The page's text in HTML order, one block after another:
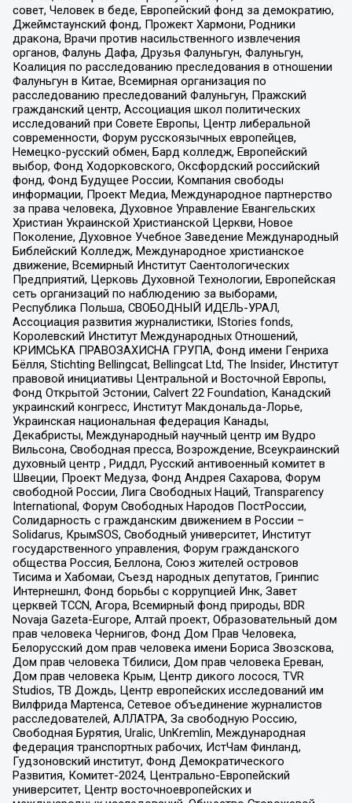
совет, Человек в беде, Европейский фонд за демократию,
Джеймстаунский фонд, Прожект Хармони, Родники
дракона, Врачи против насильственного извлечения
органов, Фалунь Дафа, Друзья Фалуньгун, Фалуньгун,
Коалиция по расследованию преследования в отношении
Фалуньгун в Китае, Всемирная организация по
расследованию преследований Фалуньгун, Пражский
гражданский центр, Ассоциация школ политических
исследований при Совете Европы, Центр либеральной
современности, Форум русскоязычных европейцев,
Немецко-русский обмен, Бард колледж, Европейский
выбор, Фонд Ходорковского, Оксфордский российский
фонд, Фонд Будущее России, Компания свободы
информации, Проект Медиа, Международное партнерство
за права человека, Духовное Управление Евангельских
Христиан Украинской Христианской Церкви, Новое
Поколение, Духовное Учебное Заведение Международный
Библейский Колледж, Международное христианское
движение, Всемирный Институт Саентологических
Предприятий, Церковь Духовной Технологии, Европейская
сеть организаций по наблюдению за выборами,
Республика Польша, СВОБОДНЫЙ ИДЕЛЬ-УРАЛ,
Ассоциация развития журналистики, IStories fonds,
Королевский Институт Международных Отношений,
КРИМСЬКА ПРАВОЗАХИСНА ГРУПА, Фонд имени Генриха
Бёлля, Stichting Bellingcat, Bellingcat Ltd, The Insider, Институт
правовой инициативы Центральной и Восточной Европы,
Фонд Открытой Эстонии, Calvert 22 Foundation, Канадский
украинский конгресс, Институт Макдональда-Лорье,
Украинская национальная федерация Канады,
Декабристы, Международный научный центр им Вудро
Вильсона, Свободная пресса, Возрождение, Всеукраинский
духовный центр , Риддл, Русский антивоенный комитет в
Швеции, Проект Медуза, Фонд Андрея Сахарова, Форум
свободной России, Лига Свободных Наций, Transparеncy
International, Форум Свободных Народов ПостРоссии,
Солидарность с гражданским движением в России –
Solidarus, КрымSOS, Свободный университет, Институт
государственного управления, Форум гражданского
общества Россия, Беллона, Союз жителей островов
Тисима и Хабомаи, Съезд народных депутатов, Гринпис
Интернешнл, Фонд борьбы с коррупцией Инк, Завет
церквей TCCN, Агора, Всемирный фонд природы, BDR
Novaja Gazeta-Europe, Алтай проект, Образовательный дом
прав человека Чернигов, Фонд Дом Прав Человека,
Белорусский дом прав человека имени Бориса Звозскова,
Дом прав человека Тбилиси, Дом прав человека Ереван,
Дом прав человека Крым, Центр дикого лосося, TVR
Studios, ТВ Дождь, Центр европейских исследований им
Вилфрида Мартенса, Сетевое объединение журналистов
расследователей, АЛЛАТРА, За свободную Россию,
Свободная Бурятия, Uralic, UnKremlin, Международная
федерация транспортных рабочих, ИстЧам Финланд,
Гудзоновский институт, Фонд Демократического
Развития, Комитет-2024, Центрально-Европейский
университет, Центр восточноевропейских и